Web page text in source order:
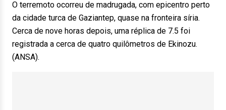
O terremoto ocorreu de madrugada, com epicentro perto
da cidade turca de Gaziantep, quase na fronteira síria.
Cerca de nove horas depois, uma réplica de 7.5 foi
registrada a cerca de quatro quilômetros de Ekinozu.
(ANSA).